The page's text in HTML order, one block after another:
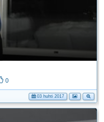
0
03 huhti 2017